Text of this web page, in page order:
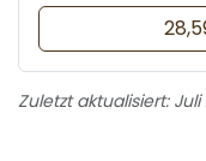
Zuletzt aktualisiert: Juli